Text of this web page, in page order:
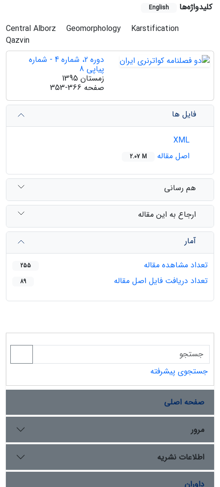
کلیدواژه‌ها English
Central Alborz Geomorphology
Karstification
Qazvin
دوره 2، شماره 4 - شماره
پیاپی 8
زمستان 1395
صفحه 353-366
فایل ها
اصل مقاله
2.07 M
هم رسانی
ارجاع به این مقاله
آمار
تعداد مشاهده مقاله
255
تعداد دریافت فایل اصل مقاله 89
جستجوی پیشرفته
صفحه اصلی
مرور
اطلاعات نشریه
داوران